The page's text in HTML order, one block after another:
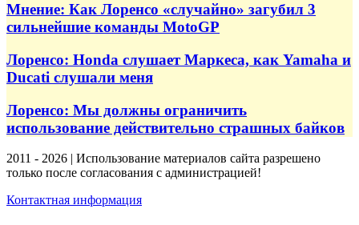
Мнение: Как Лоренсо «случайно» загубил 3
сильнейшие команды MotoGP
Лоренсо: Honda слушает Маркеса, как Yamaha и
Ducati слушали меня
Лоренсо: Мы должны ограничить
использование действительно страшных байков
2011 - 2026 | Использование материалов сайта разрешено
только после согласования с администрацией!
Контактная информация